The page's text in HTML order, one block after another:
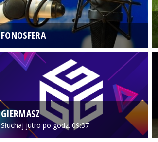
FONOSFERA
GIERMASZ
Słuchaj jutro po godz. 09:37